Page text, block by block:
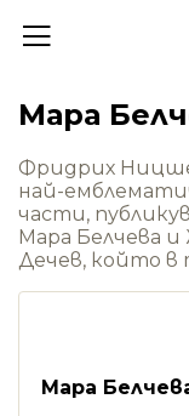
Мара
Фридрих Ницше
най-
части,
Мара Белчева и
Дечев, който в
Мара